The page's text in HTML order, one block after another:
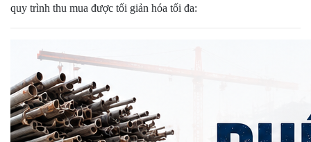
quy trình thu mua được tối giản hóa tối đa: